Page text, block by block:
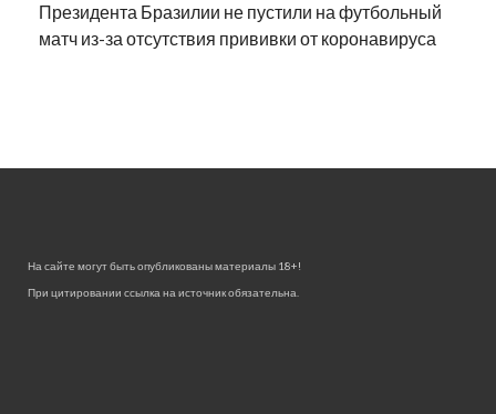
Президента Бразилии не пустили на футбольный
матч из-за отсутствия прививки от коронавируса
На сайте могут быть опубликованы материалы 18+!
При цитировании ссылка на источник обязательна.